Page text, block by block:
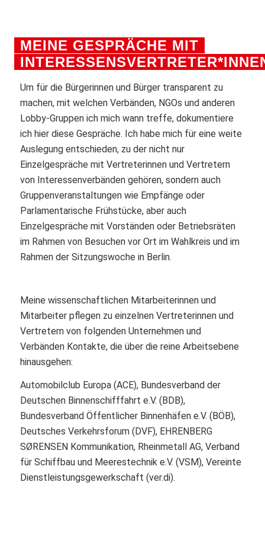
MEINE GESPRÄCHE MIT
Um für die Bürgerinnen und Bürger transparent zu
machen, mit welchen Verbänden, NGOs und anderen
Lobby-Gruppen ich mich wann treffe, dokumentiere
ich hier diese Gespräche. Ich habe mich für eine weite
Auslegung entschieden, zu der nicht nur
Einzelgespräche mit Vertreterinnen und Vertretern
von Interessenverbänden gehören, sondern auch
Gruppenveranstaltungen wie Empfänge oder
Parlamentarische Frühstücke, aber auch
Einzelgespräche mit Vorständen oder Betriebsräten
im Rahmen von Besuchen vor Ort im Wahlkreis und im
Rahmen der Sitzungswoche in Berlin.
Meine wissenschaftlichen Mitarbeiterinnen und
Mitarbeiter pflegen zu einzelnen Vertreterinnen und
Vertretern von folgenden Unternehmen und
Verbänden Kontakte, die über die reine Arbeitsebene
hinausgehen:
Automobilclub Europa (ACE), Bundesverband der
Deutschen Binnenschifffahrt e.V. (BDB),
Bundesverband Öffentlicher Binnenhäfen e.V. (BÖB),
Deutsches Verkehrsforum (DVF), EHRENBERG
SØRENSEN Kommunikation, Rheinmetall AG, Verband
für Schiffbau und Meerestechnik e.V. (VSM), Vereinte
Dienstleistungsgewerkschaft (ver.di).